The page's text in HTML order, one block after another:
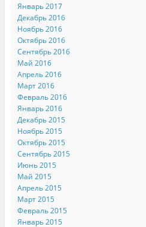
Январь 2017
Декабрь 2016
Ноябрь 2016
Октябрь 2016
Сентябрь 2016
Май 2016
Апрель 2016
Март 2016
Февраль 2016
Январь 2016
Декабрь 2015
Ноябрь 2015
Октябрь 2015
Сентябрь 2015
Июнь 2015
Май 2015
Апрель 2015
Март 2015
Февраль 2015
Январь 2015